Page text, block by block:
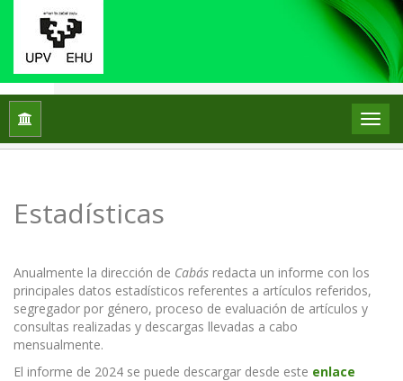
Inicio
Estadísticas
Anualmente la dirección de Cabás redacta un informe con los
principales datos estadísticos referentes a artículos referidos,
segregador por género, proceso de evaluación de artículos y
consultas realizadas y descargas llevadas a cabo
mensualmente.
El informe de 2024 se puede descargar desde este enlace